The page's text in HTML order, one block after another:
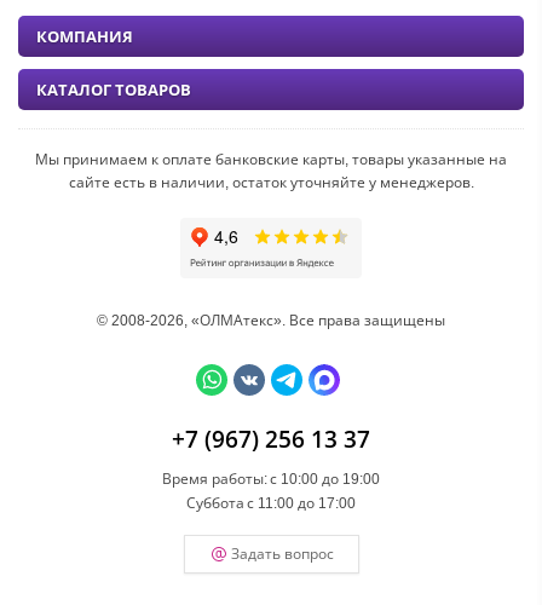
Мы принимаем к оплате банковские карты, товары указанные на
сайте есть в наличии, остаток уточняйте у менеджеров.
© 2008-2026, «ОЛМАтекс». Все права защищены
КОМПАНИЯ
КАТАЛОГ ТОВАРОВ
+7 (967) 256 13 37
Время работы:с 10:00 до 19:00
Субботас 11:00 до 17:00
Задать вопрос